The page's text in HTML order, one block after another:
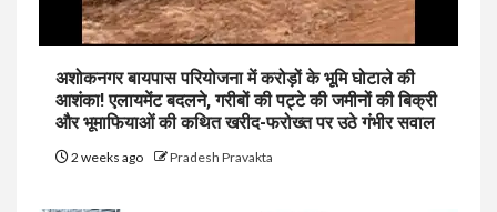
अशोकनगर बायपास परियोजना में करोड़ों के भूमि घोटाले की
आशंका! एलायमेंट बदलने, गरीबों की पट्टे की जमीनों की बिक्री
और भूमाफियाओं की कथित खरीद-फरोख्त पर उठे गंभीर सवाल
2 weeks ago Pradesh Pravakta